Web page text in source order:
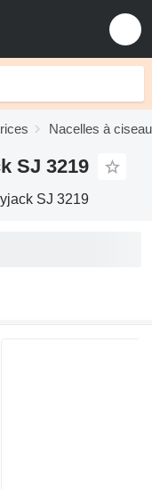
Nacelles à
SJ 3219
SJ 3219